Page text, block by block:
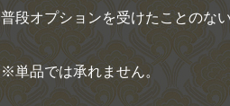
普段オプションを受けたことのな
※単品では承れません。